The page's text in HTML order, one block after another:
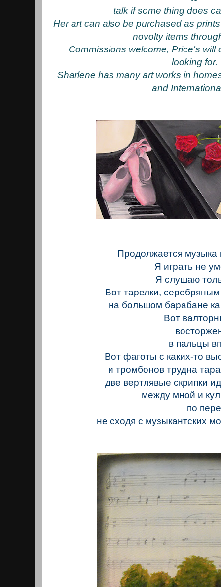
talk if some thing does
Her art can also be purchased as
novolty items
Commissions welcome, Price's will
looking for.
Sharlene has many art works in
and
Продолжается музыка
Я играть не
Я слушаю
Вот тарелки,
на большом барабане
Вот
в пальцы
Вот фаготы с каких-то
и тромбонов трудна
две вертлявые скрипки
между мной и
по
не сходя с музыкантских